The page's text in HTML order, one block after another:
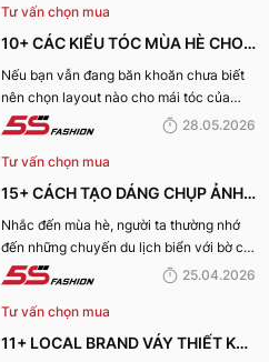
Tư vấn chọn mua
10+ CÁC KIỂU TÓC MÙA HÈ CHO
NỮ CỰC XINH, THU HÚT NHẤT
2026
Nếu bạn vẫn đang băn khoăn chưa biết
nên chọn layout nào cho mái tóc của
mình, hãy cùng 5S Fashion khám phá
nữ cực xinh và dẫn đầu xu hướng năm
2026 dưới đây nhé!
28.05.2026
Tư vấn chọn mua
15+ CÁCH TẠO DÁNG CHỤP ẢNH
ĐI BIỂN XINH LUNG LINH CHO CHỊ
EM
Nhắc đến mùa hè, người ta thường nhớ
đến những chuyến du lịch biển với bờ cát
trắng, làn nước trong xanh cùng ánh
không thể nào thiếu được những bức ảnh
đẹp không góc chết trong chuyến du lịch
25.04.2026
Tư vấn chọn mua
11+ LOCAL BRAND VÁY THIẾT KẾ